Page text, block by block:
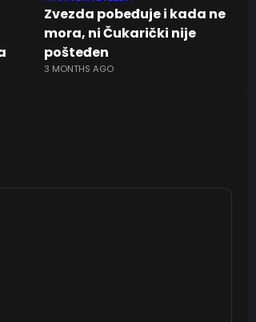
Zvezda pobeđuje i kada ne
mora, ni Čukarički nije
pošteđen
3 MONTHS AGO